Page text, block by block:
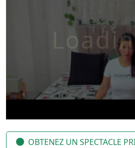
OBTENEZ UN SPECTACLE